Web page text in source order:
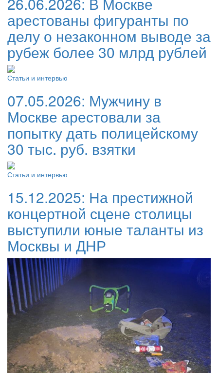
арестованы фигуранты по
делу о незаконном выводе за
рубеж более 30 млрд рублей
Статьи и интервью
07.05.2026: Мужчину в
Москве арестовали за
попытку дать полицейскому
30 тыс. руб. взятки
Статьи и интервью
15.12.2025: На престижной
концертной сцене столицы
выступили юные таланты из
Москвы и ДНР